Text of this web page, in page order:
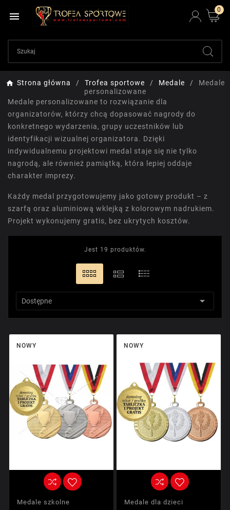

0
Strona główna Trofea sportowe Medale
Medale
personalizowane
Medale personalizowane to rozwiązanie dla
organizatorów, którzy chcą dopasować nagrody do
konkretnego wydarzenia, grupy uczestników lub
identyfikacji wizualnej organizatora. Dzięki
indywidualnemu projektowi medal staje się nie tylko
nagrodą, ale również pamiątką, która lepiej oddaje
charakter imprezy.
Każdy medal przygotowujemy jako gotowy produkt – z
szarfą oraz aluminiową wklejką z kolorowym nadrukiem.
Projekt wykonujemy gratis, bez ukrytych kosztów.
Jest 19 produktów.
Dostępne 
NOWY
Medale szkolne
NOWY
Medale dla dzieci